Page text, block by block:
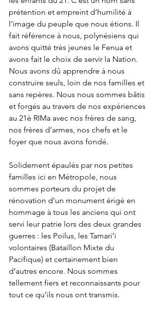
prétention et empreint d’humilité à
l’image du peuple que nous étions. Il
fait référence à nous, polynésiens qui
avons quitté très jeunes le Fenua et
avons fait le choix de servir la Nation.
Nous avons dû apprendre à nous
construire seuls, loin de nos familles et
sans repères. Nous nous sommes bâtis
et forgés au travers de nos expériences
au 21è RIMa avec nos frères de sang,
nos frères d’armes, nos chefs et le
foyer que nous avons fondé.
Solidement épaulés par nos petites
familles ici en Métropole, nous
sommes porteurs du projet de
rénovation d’un monument érigé en
hommage à tous les anciens qui ont
servi leur patrie lors des deux grandes
guerres : les Poilus, les Tamari’i
volontaires (Bataillon Mixte du
Pacifique) et certainement bien
d’autres encore. Nous sommes
tellement fiers et reconnaissants pour
tout ce qu’ils nous ont transmis.